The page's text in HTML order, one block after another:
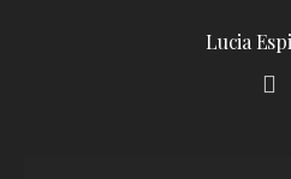
Lucia